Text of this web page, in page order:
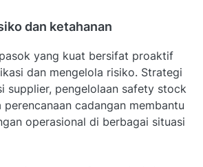
dan ketahanan
yang kuat bersifat proaktif
dan mengelola risiko. Strategi
supplier, pengelolaan safety stock
cadangan membantu
operasional di berbagai situasi